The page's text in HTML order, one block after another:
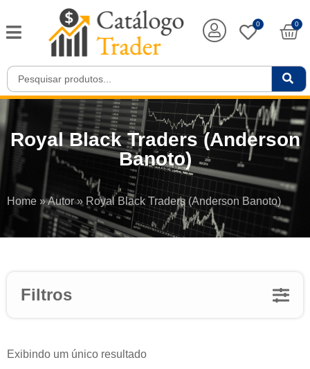
0 0
Royal Black Traders (Anderson
Banoto)
Home »Autor» Royal Black Traders (Anderson Banoto)
Filtros
Exibindo um único resultado